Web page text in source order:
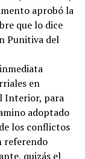
aprobó la
que lo dice
Punitiva del
en
Interior, para
adoptado
los conflictos
referendo
quizás el